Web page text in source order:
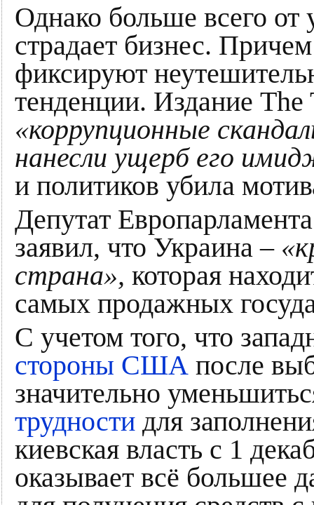
Однако больше всего от
страдает бизнес.
фиксируют
тенденции. Издание The
«коррупционные
нанесли ущерб его
и политиков убила
Депутат
заявил, что Украина –
страна», которая
самых продажных
С учетом того, что
стороны США после
значительно
трудности для
киевская власть с 1
оказывает всё большее